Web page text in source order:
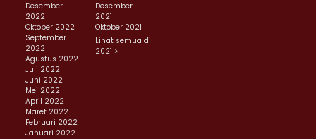
Desember
2022
Oktober 2022
September
2022
Agustus 2022
Juli 2022
Juni 2022
Mei 2022
April 2022
Maret 2022
Februari 2022
Januari 2022
Desember
2021
Oktober 2021
Lihat semua di
2021 >